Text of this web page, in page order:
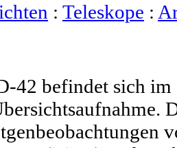
: Teleskope :
42 befindet sich